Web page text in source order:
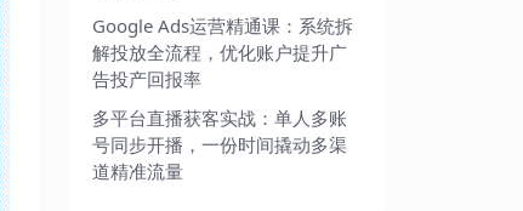
Google Ads运营精通课：系统拆
解投放全流程，优化账户提升广
告投产回报率
多平台直播获客实战：单人多账
号同步开播，一份时间撬动多渠
道精准流量